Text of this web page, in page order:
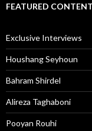
FEATURED CONTENT
Exclusive Interviews
Houshang Seyhoun
Bahram Shirdel
Alireza Taghaboni
Pooyan Rouhi